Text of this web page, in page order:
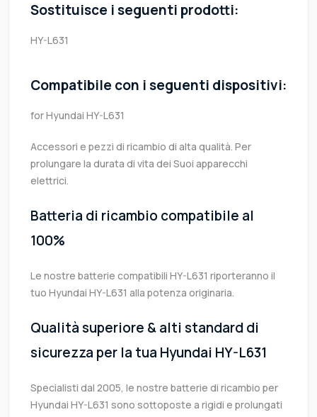
Sostituisce i seguenti prodotti:
HY-L631
Compatibile con i seguenti dispositivi:
for Hyundai HY-L631
Accessori e pezzi di ricambio di alta qualità. Per
prolungare la durata di vita dei Suoi apparecchi
elettrici.
Batteria di ricambio compatibile al
100%
Le nostre batterie compatibili HY-L631 riporteranno il
tuo Hyundai HY-L631 alla potenza originaria.
Qualità superiore & alti standard di
sicurezza per la tua Hyundai HY-L631
Specialisti dal 2005, le nostre batterie di ricambio per
Hyundai HY-L631 sono sottoposte a rigidi e prolungati